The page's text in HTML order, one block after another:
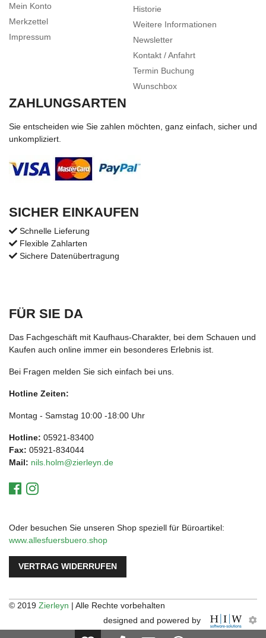
Mein Konto
Merkzettel
Impressum
Historie
Weitere Informationen
Newsletter
Kontakt / Anfahrt
Termin Buchung
Wunschbox
ZAHLUNGSARTEN
Sie entscheiden wie Sie zahlen möchten, ganz einfach, sicher und
unkompliziert.
SICHER EINKAUFEN
Schnelle Lieferung
Flexible Zahlarten
Sichere Datenübertragung
FÜR SIE DA
Das Fachgeschäft mit Kaufhaus-Charakter, bei dem Schauen und
Kaufen auch online immer ein besonderes Erlebnis ist.
Bei Fragen melden Sie sich einfach bei uns.
Hotline Zeiten:
Montag - Samstag 10:00 -18:00 Uhr
Hotline: 05921-83400
Fax: 05921-834044
Mail: nils.holm@zierleyn.de
Oder besuchen Sie unseren Shop speziell für Büroartikel:
www.allesfuersbuero.shop
VERTRAG WIDERRUFEN
© 2019 Zierleyn | Alle Rechte vorbehalten
designed and powered by